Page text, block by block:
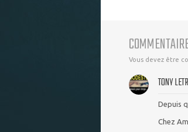
Vous devez être
TONY
Depuis
Chez